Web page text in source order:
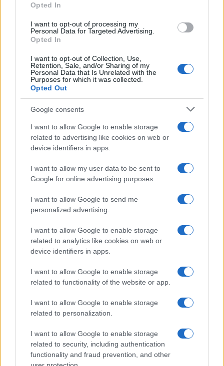
Opted In
I want to opt-out of processing my
Personal Data for Targeted Advertising.
Opted In
I want to opt-out of Collection, Use,
Retention, Sale, and/or Sharing of my
Personal Data that Is Unrelated with the
Purposes for which it was collected.
Opted Out
Google consents
I want to allow Google to enable storage
related to advertising like cookies on web or
device identifiers in apps.
I want to allow my user data to be sent to
Google for online advertising purposes.
I want to allow Google to send me
personalized advertising.
I want to allow Google to enable storage
related to analytics like cookies on web or
device identifiers in apps.
I want to allow Google to enable storage
related to functionality of the website or app.
I want to allow Google to enable storage
related to personalization.
I want to allow Google to enable storage
related to security, including authentication
functionality and fraud prevention, and other
Viaggiamo
Nonne Magazine
Milano Cortina
Il Calcio Online
Professione mamma
World Music
Investimenti Magazine
Money 365
Zona Nerd
People Magazine
Tutto Gaming
Food Wiki
FuturoDonna
HomeMagazine
SecondHomeMagazine
ESPANA Y LATINOAMERICA
Actualidad